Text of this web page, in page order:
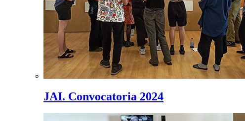
JAI. Convocatoria 2024